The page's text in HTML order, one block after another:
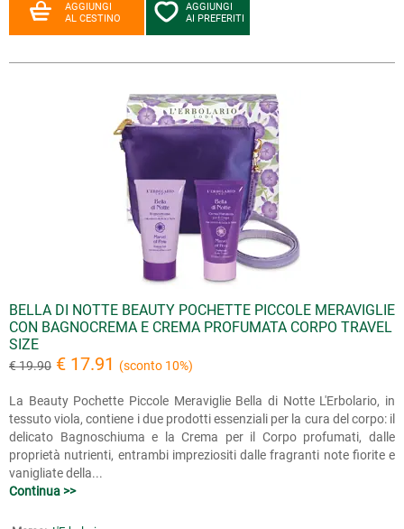
AGGIUNGI
AL CESTINO
AGGIUNGI
AI PREFERITI
BELLA DI NOTTE BEAUTY POCHETTE PICCOLE MERAVIGLIE
CON BAGNOCREMA E CREMA PROFUMATA CORPO TRAVEL
SIZE
€ 19.90 € 17.91 (sconto 10%)
La Beauty Pochette Piccole Meraviglie Bella di Notte L'Erbolario, in
tessuto viola, contiene i due prodotti essenziali per la cura del corpo: il
delicato Bagnoschiuma e la Crema per il Corpo profumati, dalle
proprietà nutrienti, entrambi impreziositi dalle fragranti note fiorite e
vanigliate della...
Continua >>